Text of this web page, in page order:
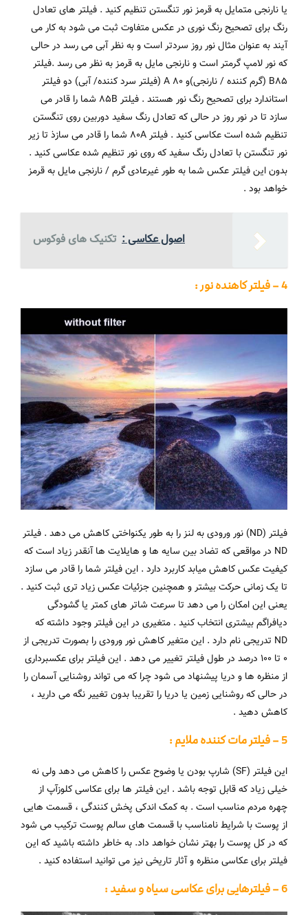
یا نارنجی متمایل به قرمز نور تنگستن تنظیم کنید . فیلتر های تعادل
رنگ برای تصحیح رنگ نوری در عکس متفاوت ثبت می شود به کار می
آیند به عنوان مثال نور روز سردتر است و به نظر آبی می رسد در حالی
که نور لامپ گرمتر است و نارنجی مایل به قرمز به نظر می رسد .فیلتر
B85 (گرم کننده / نارنجی)و 80 A (فیلتر سرد کننده/ آبی) دو فیلتر
استاندارد برای تصحیح رنگ نور هستند . فیلتر 85B شما را قادر می
سازد تا در نور روز در حالی که تعادل رنگ سفید دوربین روی تنگستن
تنظیم شده است عکاسی کنید . فیلتر 80A شما را قادر می سازذ تا زیر
نور تنگستن با تعادل رنگ سفید که روی نور تنظیم شده عکاسی کنید .
بدون این فیلتر عکس شما به طور غیرعادی گرم / نارنجی مایل به قرمز
خواهد بود .
اصول عکاسی : تکنیک های فوکوس
4 – فیلتر کاهنده نور :
فیلتر (ND) نور ورودی به لنز را به طور یکنواختی کاهش می دهد . فیلتر
ND در مواقعی که تضاد بین سایه ها و هایلایت ها آنقدر زیاد است که
کیفیت عکس کاهش میابد کاربرد دارد . این فیلتر شما را قادر می سازد
تا یک زمانی حرکت بیشتر و همچنین جزئیات عکس زیاد تری ثبت کنید .
یعنی این امکان را می دهد تا سرعت شاتر های کمتر یا گشودگی
دیافراگم بیشتری انتخاب کنید . متغیری در این فیلتر وجود داشته که
ND تدریجی نام دارد . این متغیر کاهش نور ورودی را بصورت تدریجی از
0 تا 100 درصد در طول فیلتر تغییر می دهد . این فیلتر برای عکسبرداری
از منظره ها و دریا پیشنهاد می شود چرا که می تواند روشنایی آسمان را
در حالی که روشنایی زمین یا دریا را تقریبا بدون تغییر نگه می دارید ،
کاهش دهید .
5 – فیلتر مات کننده ملایم :
این فیلتر (SF) شارپ بودن یا وضوح عکس را کاهش می دهد ولی نه
خیلی زیاد که قابل توجه باشد . این فیلتر ها برای عکاسی کلوزآپ از
چهره مردم مناسب است . به کمک اندکی پخش کنندگی ، قسمت هایی
از پوست با شرایط نامناسب با قسمت های سالم پوست ترکیب می شود
که در کل پوست را بهتر نشان خواهد داد. به خاطر داشته باشید که این
فیلتر برای عکاسی منظره و آثار تاریخی نیز می توانید استفاده کنید .
6 – فیلترهایی برای عکاسی سیاه و سفید :